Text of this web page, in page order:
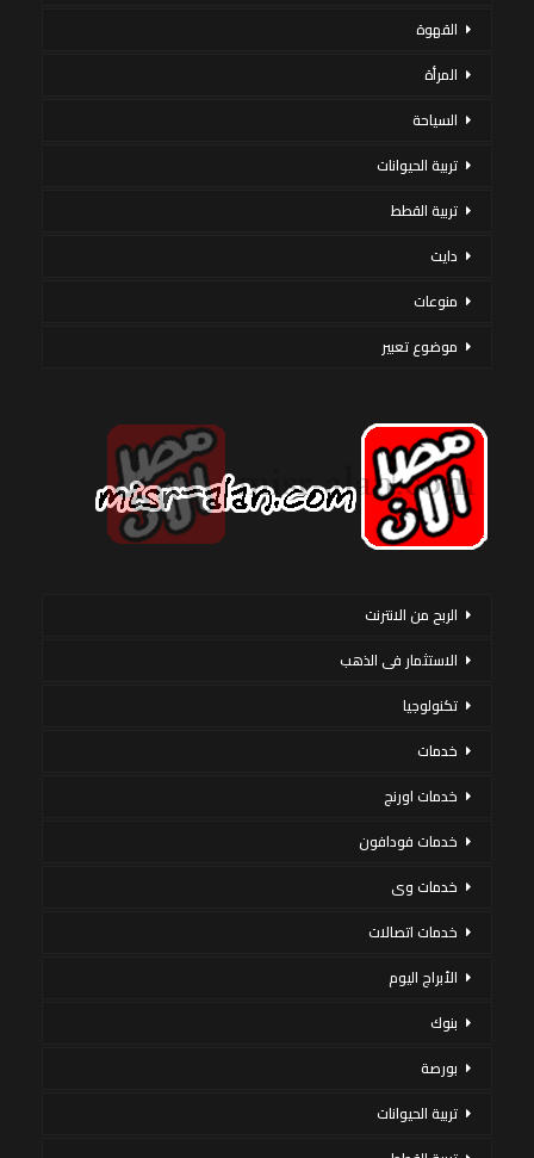
القهوة
المرأة
السياحة
تربية الحيوانات
تربية القطط
دايت
منوعات
موضوع تعبير
الربح من الانترنت
الاستثمار فى الذهب
تكنولوجيا
خدمات
خدمات اورنج
خدمات فودافون
خدمات وى
خدمات اتصالات
الأبراج اليوم
بنوك
بورصة
تربية الحيوانات